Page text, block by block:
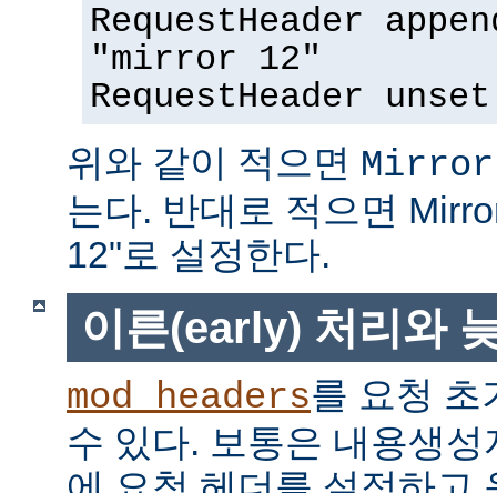
RequestHeader
"mirror 12"
RequestHeader
위와 같이 적으면
는다. 반대로 적으면
12"로 설정한다.
이른(early) 처리와
mod_headers를 요청 초
수 있다. 보통은 내용생